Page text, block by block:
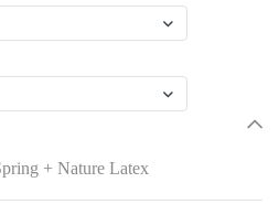
+ Nature Latex